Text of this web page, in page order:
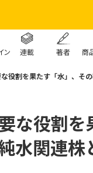
ン 連載 著者 商
な役割を果たす「水」、そ
な役割を
水関連株